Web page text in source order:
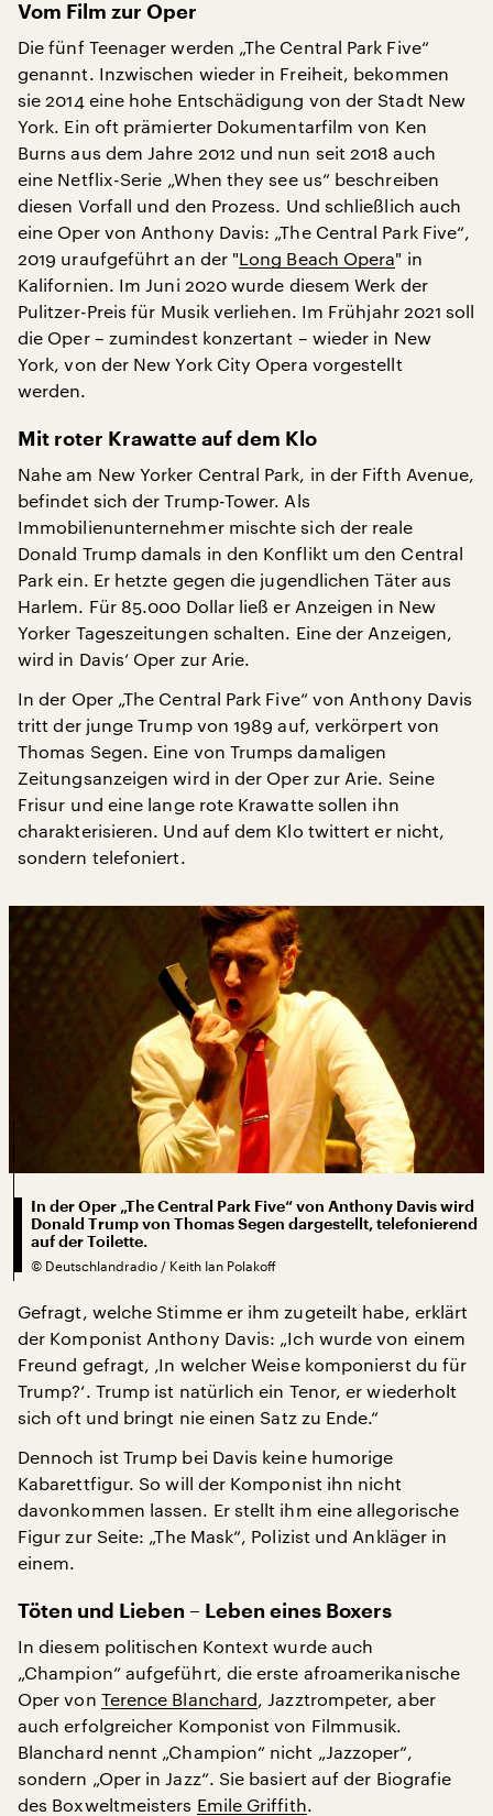
Vom Film zur Oper
Die fünf Teenager werden „The Central Park Five“
genannt. Inzwischen wieder in Freiheit, bekommen
sie 2014 eine hohe Entschädigung von der Stadt New
York. Ein oft prämierter Dokumentarfilm von Ken
Burns aus dem Jahre 2012 und nun seit 2018 auch
eine Netflix-Serie „When they see us“ beschreiben
diesen Vorfall und den Prozess. Und schließlich auch
eine Oper von Anthony Davis: „The Central Park Five“,
2019 uraufgeführt an der "Long Beach Opera" in
Kalifornien. Im Juni 2020 wurde diesem Werk der
Pulitzer-Preis für Musik verliehen. Im Frühjahr 2021 soll
die Oper – zumindest konzertant – wieder in New
York, von der New York City Opera vorgestellt
werden.
Mit roter Krawatte auf dem Klo
Nahe am New Yorker Central Park, in der Fifth Avenue,
befindet sich der Trump-Tower. Als
Immobilienunternehmer mischte sich der reale
Donald Trump damals in den Konflikt um den Central
Park ein. Er hetzte gegen die jugendlichen Täter aus
Harlem. Für 85.000 Dollar ließ er Anzeigen in New
Yorker Tageszeitungen schalten. Eine der Anzeigen,
wird in Davis‘ Oper zur Arie.
In der Oper „The Central Park Five“ von Anthony Davis
tritt der junge Trump von 1989 auf, verkörpert von
Thomas Segen. Eine von Trumps damaligen
Zeitungsanzeigen wird in der Oper zur Arie. Seine
Frisur und eine lange rote Krawatte sollen ihn
charakterisieren. Und auf dem Klo twittert er nicht,
sondern telefoniert.
In der Oper „The Central Park Five“ von Anthony Davis wird
Donald Trump von Thomas Segen dargestellt, telefonierend
auf der Toilette.
© Deutschlandradio / Keith Ian Polakoff
Gefragt, welche Stimme er ihm zugeteilt habe, erklärt
der Komponist Anthony Davis: „Ich wurde von einem
Freund gefragt, ‚In welcher Weise komponierst du für
Trump?‘. Trump ist natürlich ein Tenor, er wiederholt
sich oft und bringt nie einen Satz zu Ende.“
Dennoch ist Trump bei Davis keine humorige
Kabarettfigur. So will der Komponist ihn nicht
davonkommen lassen. Er stellt ihm eine allegorische
Figur zur Seite: „The Mask“, Polizist und Ankläger in
einem.
Töten und Lieben – Leben eines Boxers
In diesem politischen Kontext wurde auch
„Champion“ aufgeführt, die erste afroamerikanische
Oper von Terence Blanchard, Jazztrompeter, aber
auch erfolgreicher Komponist von Filmmusik.
Blanchard nennt „Champion“ nicht „Jazzoper“,
sondern „Oper in Jazz“. Sie basiert auf der Biografie
des Boxweltmeisters Emile Griffith.